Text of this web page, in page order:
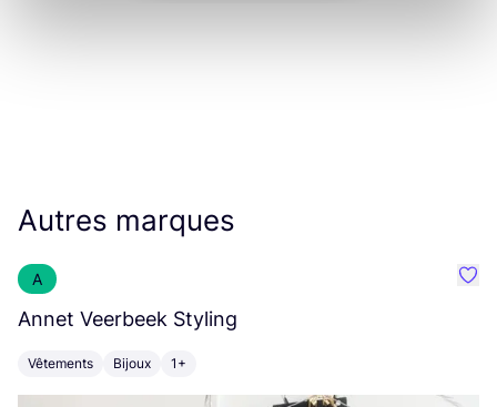
Autres marques
A
Annet Veerbeek Styling
Vêtements Bijoux 1+